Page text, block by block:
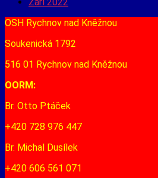
OSH Rychnov nad Kněžnou
Soukenická 1792
516 01 Rychnov nad Kněžnou
OORM:
Br. Otto Ptáček
+420 728 976 447
Br. Michal Dusílek
+420 606 561 071